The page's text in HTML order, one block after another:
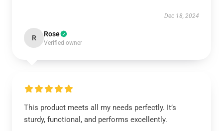
Dec 18, 2024
R Rose
Verified owner
This product meets all my needs perfectly. It’s
sturdy, functional, and performs excellently.